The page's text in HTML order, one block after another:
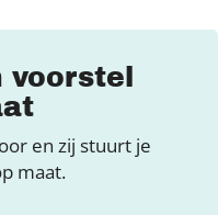
voorstel
en zij stuurt je
maat.